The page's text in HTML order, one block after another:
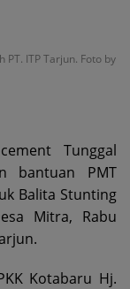
ITP Tarjun. Foto by
Tunggal
bantuan PMT
Balita Stunting
Mitra, Rabu
Kotabaru Hj.